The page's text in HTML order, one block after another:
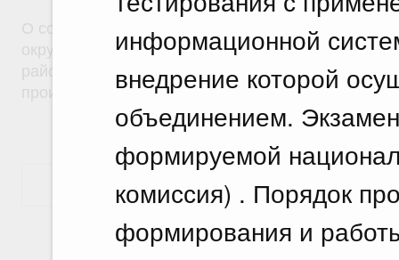
информационной
внедрение которой
объединением.
формируемой
комиссия) . Порядок
формирования и
О создании на территориях муниципальных
округ город Саяногорск Республики Хакасия и
район Республики Хакасия особой
производственного типа
Показать еще